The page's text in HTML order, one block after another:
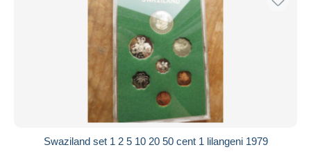
Swaziland set 1 2 5 10 20 50 cent 1 lilangeni 1979